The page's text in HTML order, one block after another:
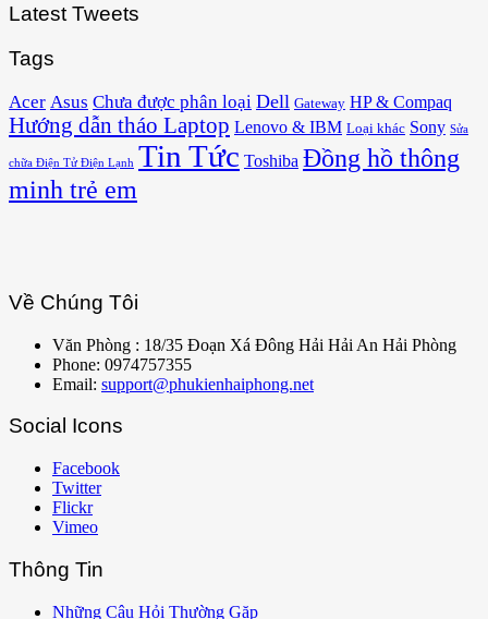
Latest Tweets
Tags
Acer Asus Chưa được phân loại Dell Gateway HP & Compaq
Hướng dẫn tháo Laptop Lenovo & IBM Loại khác Sony Sửa
chữa Điện Tử Điện Lạnh Tin Tức Toshiba Đồng hồ thông
minh trẻ em
Về Chúng Tôi
Văn Phòng : 18/35 Đoạn Xá Đông Hải Hải An Hải Phòng
Phone: 0974757355
Email: support@phukienhaiphong.net
Social Icons
Facebook
Twitter
Flickr
Vimeo
Thông Tin
Những Câu Hỏi Thường Gặp